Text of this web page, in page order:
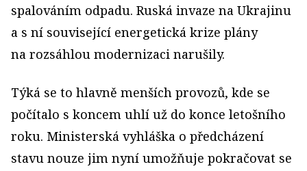
spalováním odpadu. Ruská invaze na Ukrajinu
a s ní související energetická krize plány
na rozsáhlou modernizaci narušily.
Týká se to hlavně menších provozů, kde se
počítalo s koncem uhlí už do konce letošního
roku. Ministerská vyhláška o předcházení
stavu nouze jim nyní umožňuje pokračovat se